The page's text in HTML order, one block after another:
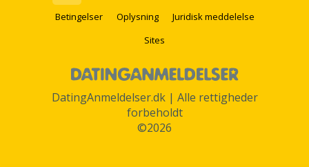
Betingelser
Oplysning
Juridisk meddelelse
Sites
DatingAnmeldelser.dk | Alle rettigheder
forbeholdt
©2026